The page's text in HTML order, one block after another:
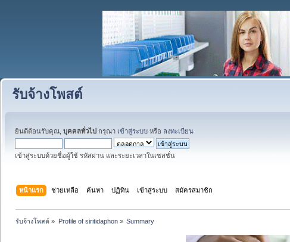
รับจ้างโพสต์
ยินดีต้อนรับคุณ, บุคคลทั่วไป กรุณา เข้าสู่ระบบ หรือ ลงทะเบียน
เข้าสู่ระบบด้วยชื่อผู้ใช้ รหัสผ่าน และระยะเวลาในเซสชั่น
หน้าแรก ช่วยเหลือ ค้นหา ปฏิทิน เข้าสู่ระบบ สมัครสมาชิก
รับจ้างโพสต์ » Profile of siritidaphon» Summary